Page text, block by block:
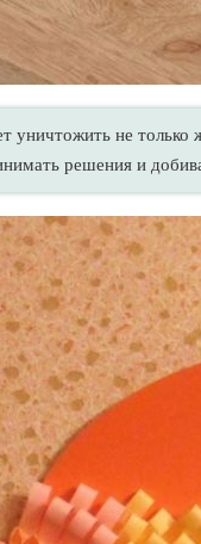
не только
решения и